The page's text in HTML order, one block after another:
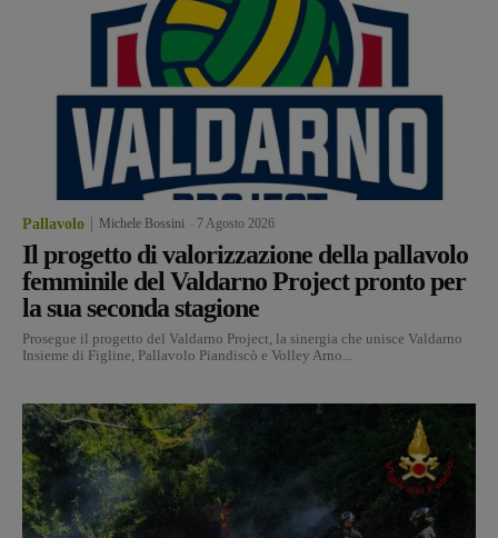
Pallavolo Michele Bossini 7 Agosto 2026
Il progetto di valorizzazione della pallavolo
femminile del Valdarno Project pronto per
la sua seconda stagione
Prosegue il progetto del Valdarno Project, la sinergia che unisce Valdarno
Insieme di Figline, Pallavolo Piandiscò e Volley Arno...